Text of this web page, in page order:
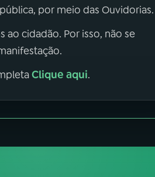
por meio das Ouvidorias.
ao cidadão. Por isso, não se
Clique aqui.